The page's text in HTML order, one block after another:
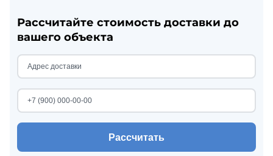
Рассчитайте стоимость доставки до
вашего объекта
Рассчитать